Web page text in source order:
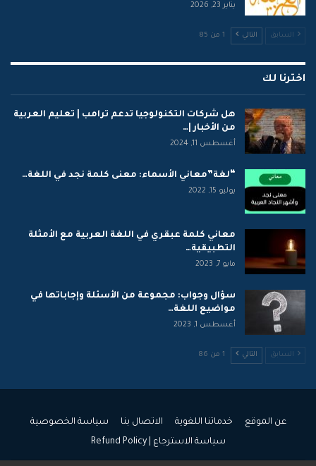
يناير 23, 2026
السابق التالي 1 من 85
اخترنا لك
هل شركات التكنولوجيا تدعم ترامب | تعليم العربية
من الأخبار |…
أغسطس 11, 2024
“لغة”معاني الأسماء: معنى كلمة نجد في اللغة…
يوليو 15, 2022
معاني كلمة عبقري في اللغة العربية مع الأمثلة
التطبيقية…
مايو 7, 2023
سؤال وجواب: مجموعة من الأسئلة وإجاباتها في
مواضيع اللغة…
أغسطس 1, 2023
السابق التالي 1 من 86
عن الموقع خدماتنا اللغوية الاتصال بنا
سياسة الخصوصية
سياسة الاسترجاع | Refund Policy